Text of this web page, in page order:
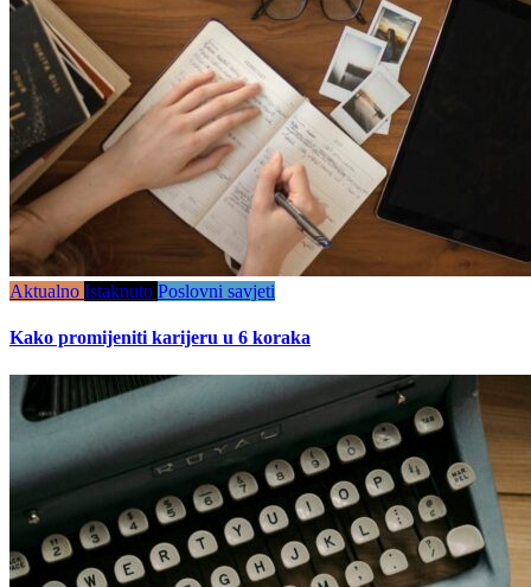
Aktualno Istaknuto Poslovni savjeti
Kako promijeniti karijeru u 6 koraka